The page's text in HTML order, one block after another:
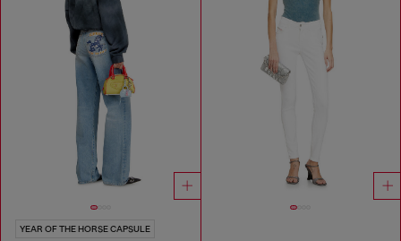
YEAR OF THE HORSE CAPSULE